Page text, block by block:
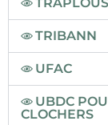
TRIBANN
UFAC
UBDC
CLOCHERS